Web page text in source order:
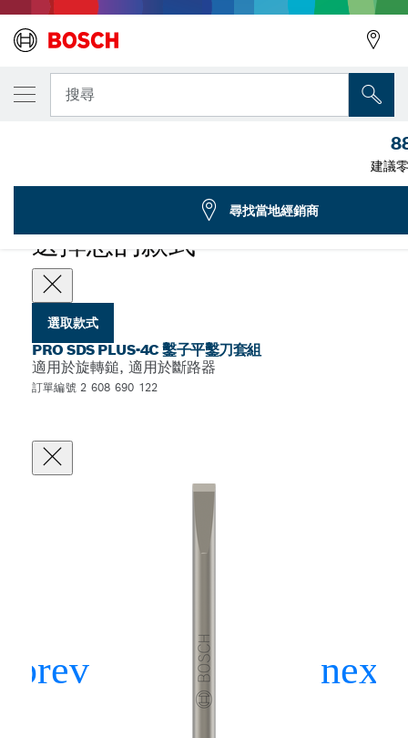
搜尋
選擇您的款式
選取款式
PRO SDS PLUS-4C 鑿子平鑿刀套組
適用於旋轉鎚, 適用於斷路器
訂單編號 2 608 690 122
您選取的款式
PRO SDS plus-4C 平鑿套組，10 x 160 mm，
2 608 690 122
建議
尋找當地經銷商